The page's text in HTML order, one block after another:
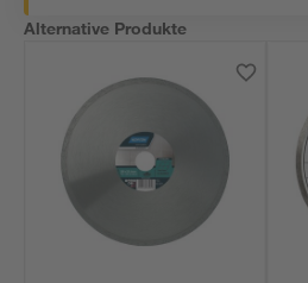
Alternative Produkte